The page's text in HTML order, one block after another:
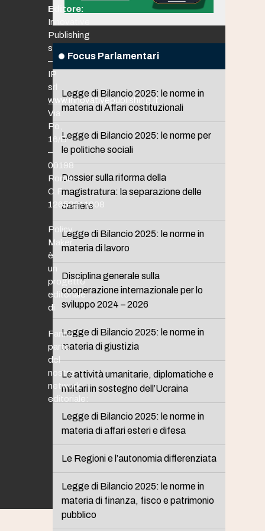
Focus Parlamentari
Legge di Bilancio 2025: le norme in
materia di Affari costituzionali
Legge di Bilancio 2025: le norme per
le politiche sociali
Dossier sulla riforma della
magistratura: la separazione delle
carriere
Legge di Bilancio 2025: le norme in
materia di lavoro
Disciplina generale sulla
cooperazione internazionale per lo
sviluppo 2024 – 2026
Legge di Bilancio 2025: le norme in
materia di giustizia
Le attività umanitarie, diplomatiche e
militari in sostegno dell’Ucraina
Legge di Bilancio 2025: le norme in
materia di affari esteri e difesa
Le Regioni e l’autonomia differenziata
Legge di Bilancio 2025: le norme in
materia di finanza, fisco e patrimonio
pubblico
Editore:
Innovative
Publishing
srl
–
IP
srl
www.innovativepublishing.it
Via
Po,
16/B
–
00198
Roma
C.F.
12653211008
Policy
Maker
è
un
progetto
editoriale
di
Fanno
parte
del
nostro
network
editoriale: